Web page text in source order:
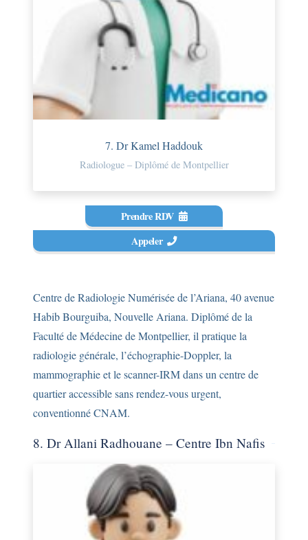
7. Dr Kamel Haddouk
Radiologue – Diplômé de Montpellier
Prendre RDV
Appeler
Centre de Radiologie Numérisée de l’Ariana, 40 avenue
Habib Bourguiba, Nouvelle Ariana. Diplômé de la
Faculté de Médecine de Montpellier, il pratique la
radiologie générale, l’échographie-Doppler, la
mammographie et le scanner-IRM dans un centre de
quartier accessible sans rendez-vous urgent,
conventionné CNAM.
8. Dr Allani Radhouane – Centre Ibn Nafis